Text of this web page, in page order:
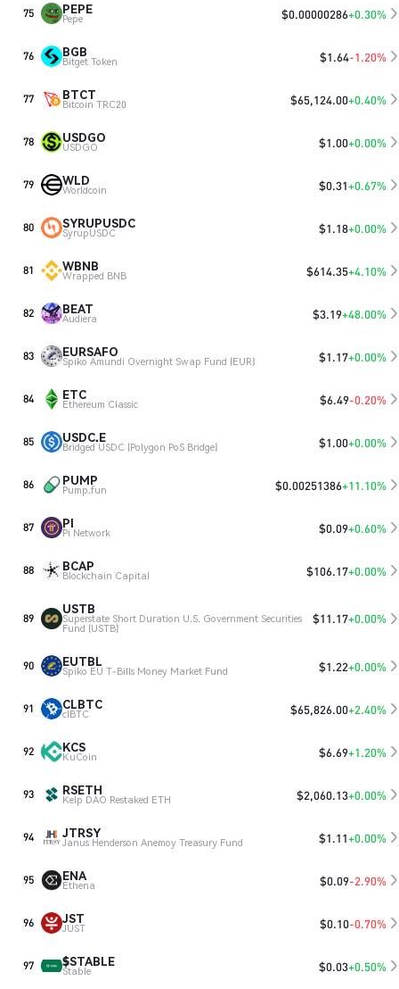
75 PEPE
Pepe $0.00000286+0.30%
76 BGB
Bitget Token $1.64-1.20%
77 BTCT
Bitcoin TRC20 $65,124.00+0.40%
78 USDGO
USDGO $1.00+0.00%
79 WLD
Worldcoin $0.31+0.67%
80 SYRUPUSDC
SyrupUSDC $1.18+0.00%
81 WBNB
Wrapped BNB $614.35+4.10%
82 BEAT
Audiera $3.19+48.00%
83 EURSAFO
Spiko Amundi Overnight Swap Fund (EUR) $1.17+0.00%
84 ETC
Ethereum Classic $6.49-0.20%
85 USDC.E
Bridged USDC (Polygon PoS Bridge) $1.00+0.00%
86 PUMP
Pump.fun $0.00251386+11.10%
87 PI
Pi Network $0.09+0.60%
88 BCAP
Blockchain Capital $106.17+0.00%
89
USTB
Superstate Short Duration U.S. Government Securities
Fund (USTB)
$11.17+0.00%
90 EUTBL
Spiko EU T-Bills Money Market Fund $1.22+0.00%
91 CLBTC
clBTC $65,826.00+2.40%
92 KCS
KuCoin $6.69+1.20%
93 RSETH
Kelp DAO Restaked ETH $2,060.13+0.00%
94 JTRSY
Janus Henderson Anemoy Treasury Fund $1.11+0.00%
95 ENA
Ethena $0.09-2.90%
96 JST
JUST $0.10-0.70%
97 $STABLE
​​Stable $0.03+0.50%